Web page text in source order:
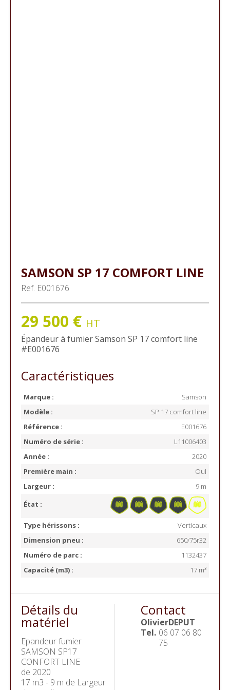
Épandeur à fumierSamson SP 17 comfort line
#E001676
SAMSON SP 17 COMFORT LINE
Ref. E001676
29 500 € HT
Caractéristiques
Marque :
Samson
Modèle :
SP 17 comfort line
Référence :
E001676
Numéro de série :
L11006403
Année :
2020
Première main :
Oui
Largeur :
9 m
État :
Type hérissons :
Verticaux
Dimension pneu :
650/75r32
Numéro de parc :
1132437
Capacité (m3) :
17 m³
Détails du
matériel
Epandeur fumier
SAMSON SP17
CONFORT LINE
de 2020
17 m3 - 9 m de Largeur
Contact
OlivierDEPUT
Tel. 06 07 06 80
75